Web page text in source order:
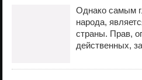
Однако самым
народа,
страны. Прав,
действенных,